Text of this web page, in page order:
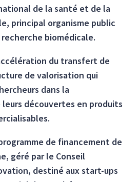
de la santé et de la
principal organisme public
biomédicale.
du transfert de
de valorisation qui
dans la
découvertes en produits
de financement de
géré par le Conseil
destiné aux start-ups